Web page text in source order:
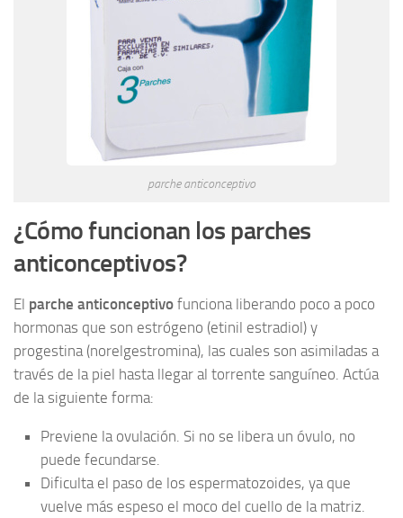
parche anticonceptivo
¿Cómo funcionan los parches
anticonceptivos?
El parche anticonceptivo funciona liberando poco a poco
hormonas que son estrógeno (etinil estradiol) y
progestina (norelgestromina), las cuales son asimiladas a
través de la piel hasta llegar al torrente sanguíneo. Actúa
de la siguiente forma:
Previene la ovulación. Si no se libera un óvulo, no
puede fecundarse.
Dificulta el paso de los espermatozoides, ya que
vuelve más espeso el moco del cuello de la matriz.